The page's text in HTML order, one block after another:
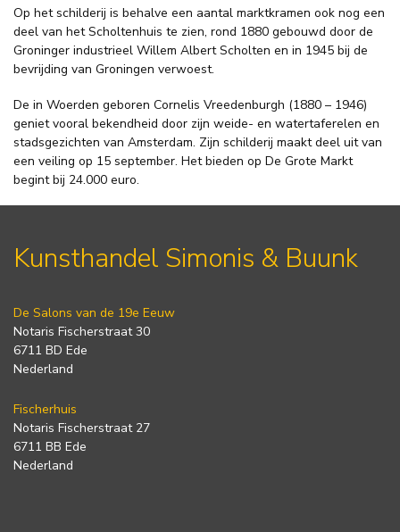
Op het schilderij is behalve een aantal marktkramen ook nog een
deel van het Scholtenhuis te zien, rond 1880 gebouwd door de
Groninger industrieel Willem Albert Scholten en in 1945 bij de
bevrijding van Groningen verwoest.
De in Woerden geboren Cornelis Vreedenburgh (1880 – 1946)
geniet vooral bekendheid door zijn weide- en watertaferelen en
stadsgezichten van Amsterdam. Zijn schilderij maakt deel uit van
een veiling op 15 september. Het bieden op De Grote Markt
begint bij 24.000 euro.
Kunsthandel Simonis & Buunk
De Salons van de 19e Eeuw
Notaris Fischerstraat 30
6711 BD Ede
Nederland
Fischerhuis
Notaris Fischerstraat 27
6711 BB Ede
Nederland